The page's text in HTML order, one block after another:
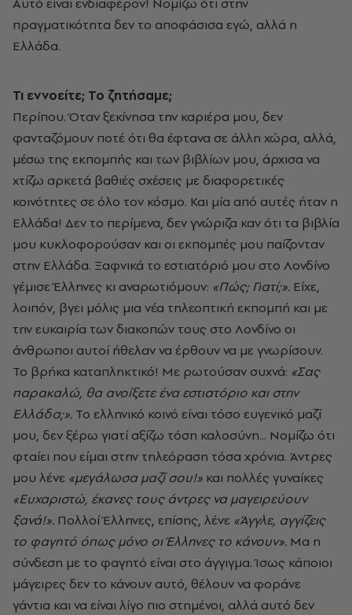
Αυτό είναι ενδιαφέρον! Νομίζω ότι στην
πραγματικότητα δεν το αποφάσισα εγώ, αλλά η
Ελλάδα.
Τι εννοείτε; Το ζητήσαμε;
Περίπου. Όταν ξεκίνησα την καριέρα μου, δεν
φανταζόμουν ποτέ ότι θα έφτανα σε άλλη χώρα, αλλά,
μέσω της εκπομπής και των βιβλίων μου, άρχισα να
χτίζω αρκετά βαθιές σχέσεις με διαφορετικές
κοινότητες σε όλο τον κόσμο. Και μία από αυτές ήταν η
Ελλάδα! Δεν το περίμενα, δεν γνώριζα καν ότι τα βιβλία
μου κυκλοφορούσαν και οι εκπομπές μου παίζονταν
στην Ελλάδα. Ξαφνικά το εστιατόριό μου στο Λονδίνο
γέμισε Έλληνες κι αναρωτιόμουν: «Πώς; Γιατί;». Είχε,
λοιπόν, βγει μόλις μια νέα τηλεοπτική εκπομπή και με
την ευκαιρία των διακοπών τους στο Λονδίνο οι
άνθρωποι αυτοί ήθελαν να έρθουν να με γνωρίσουν.
Το βρήκα καταπληκτικό! Με ρωτούσαν συχνά: «Σας
παρακαλώ, θα ανοίξετε ένα εστιατόριο και στην
Ελλάδα;». Το ελληνικό κοινό είναι τόσο ευγενικό μαζί
μου, δεν ξέρω γιατί αξίζω τόση καλοσύνη... Νομίζω ότι
φταίει που είμαι στην τηλεόραση τόσα χρόνια. Άντρες
μου λένε «μεγάλωσα μαζί σου!» και πολλές γυναίκες
«Ευχαριστώ, έκανες τους άντρες να μαγειρεύουν
ξανά!». Πολλοί Έλληνες, επίσης, λένε «Άγγλε, αγγίζεις
το φαγητό όπως μόνο οι Έλληνες το κάνουν». Μα η
σύνδεση με το φαγητό είναι στο άγγιγμα. Ίσως κάποιοι
μάγειρες δεν το κάνουν αυτό, θέλουν να φοράνε
γάντια και να είναι λίγο πιο στημένοι, αλλά αυτό δεν